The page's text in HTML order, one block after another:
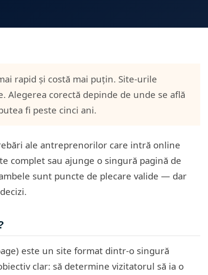
rapid și costă mai puțin. Site-urile
Alegerea corectă depinde de unde se află
fi peste cinci ani.
ale antreprenorilor care intră online
complet sau ajunge o singură pagină de
sunt puncte de plecare valide — dar
este un site format dintr-o singură
clar: să determine vizitatorul să ia o